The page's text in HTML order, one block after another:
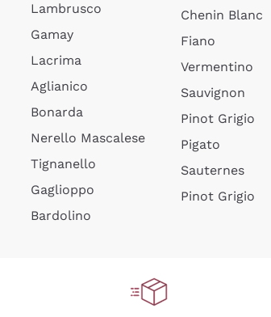
Lambrusco
Gamay
Lacrima
Aglianico
Bonarda
Nerello Mascalese
Tignanello
Gaglioppo
Bardolino
Chenin Blanc
Fiano
Vermentino
Sauvignon
Pinot Grigio
Pigato
Sauternes
Pinot Grigio